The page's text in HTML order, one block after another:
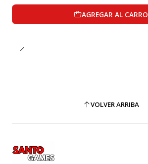
AGREGAR AL CARRO
VOLVER ARRIBA